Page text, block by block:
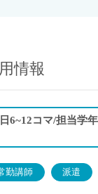
情報
6~12コマ/担当学
勤講師 派遣